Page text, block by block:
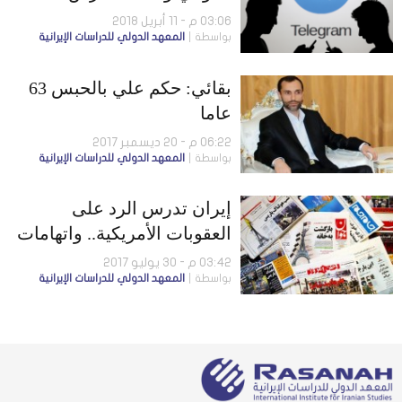
الضائعة
03:06 م - 11 أبريل 2018
بواسطة المعهد الدولي للدراسات الإيرانية
بقائي: حكم علي بالحبس 63
عاما
06:22 م - 20 ديسمبر 2017
بواسطة المعهد الدولي للدراسات الإيرانية
إيران تدرس الرد على
العقوبات الأمريكية.. واتهامات
لأحمدى نجاد وبقائي بمحاولة
إطاحة النظام
03:42 م - 30 يوليو 2017
بواسطة المعهد الدولي للدراسات الإيرانية